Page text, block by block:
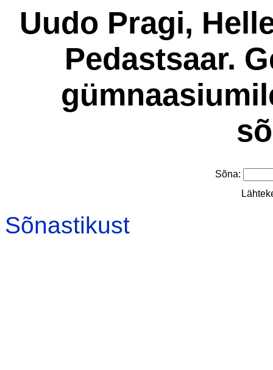
Uudo Pragi,
Pedastsaar.
Sõna:
Sõnastikust